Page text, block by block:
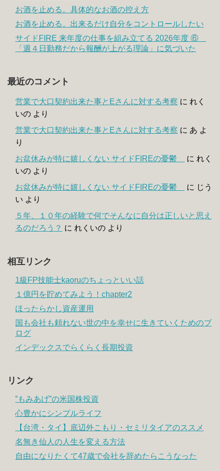
お酒を止める。具体的なお酒の控え方
お酒を止める。出来るだけ自分をコントロールしたい
サイドFIRE 来年度の仕事を組み立てる 2026年度 ⑥
「週４日勤務だから報酬が上がる理論」に気づいた
最近のコメント
営業で大口契約出来た事とEさんに対する考察 に れく
いの より
営業で大口契約出来た事とEさんに対する考察 に あ よ
り
お盆休みが特に嬉しくない サイドFIREの憂鬱
に れく
いの より
お盆休みが特に嬉しくない サイドFIREの憂鬱
に じう
い より
５年、１０年の経験で何でそんなに自分は正しいと思え
るのだろう？ に れくいの より
相互リンク
1級FP技能士kaoruのちょっといい話
１億円を貯めてみよう！chapter2
ほったらかし資産運用
国も会社も頼れない世の中を幸せに生きていくためのブ
ログ
インデックスでらくらく長期投資
リンク
”もみあげ”の米国株投資
心豊かにシンプルライフ
【台湾・タイ】底辺外こもり・セミリタイアのススメ
名無き仙人の人生を変える方法
自由になりたくて47歳で会社を辞めたらこうなった